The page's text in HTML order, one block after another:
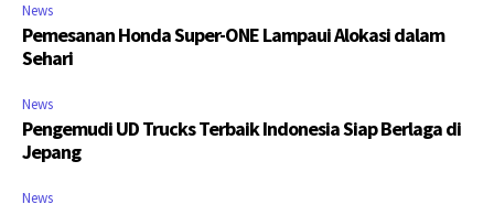
News
Pemesanan Honda Super-ONE Lampaui Alokasi dalam
Sehari
News
Pengemudi UD Trucks Terbaik Indonesia Siap Berlaga di
Jepang
News